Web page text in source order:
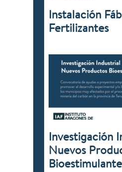
Instalación
Fertilizantes
Investigación
Nuevos